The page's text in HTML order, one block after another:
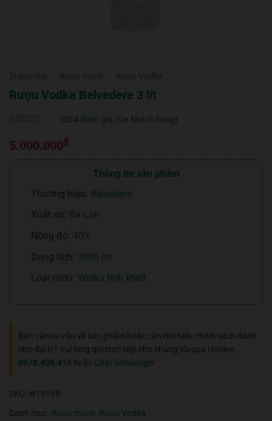
Rượu Vodka Belvedere 3 lít
trênđánh
giá
(234 đánh giá của khách hàng)
5.000.000₫
Thông tin sản phẩm
Thương hiệu: Belvedere
Xuất xứ: Ba Lan
Nồng độ: 40%
Dung tích: 3000 ml
Loại rượu: Vodka tinh khiết
Bạn cần tư vấn về sản phẩm hoặc cần tìm hiểu chính sách dành
cho đại lý? Vui lòng gọi trực tiếp cho chúng tôi qua Hotline
0978.406.415 hoặc Chat Messenger
SKU: W19168
Danh mục: Rượu mạnh, Rượu Vodka